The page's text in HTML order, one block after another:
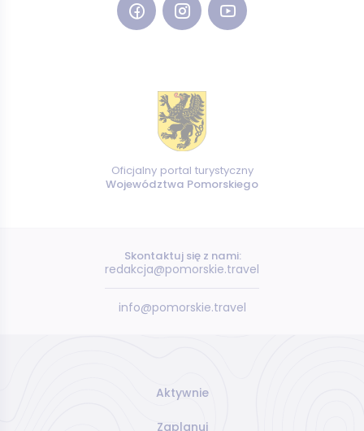
Oficjalny portal turystyczny
Województwa Pomorskiego
Skontaktuj się z nami:
redakcja@pomorskie.travel
info@pomorskie.travel
Aktywnie
Zaplanuj